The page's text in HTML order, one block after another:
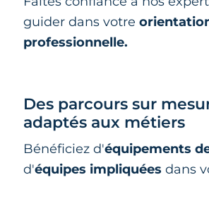
guider dans votre
professionnelle.
Des parcours sur
adaptés aux métiers
Bénéficiez d'équipements
d'équipes impliquées dans